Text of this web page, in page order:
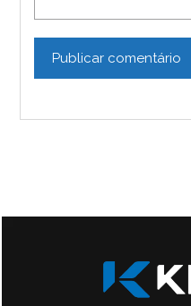
Publicar comentário